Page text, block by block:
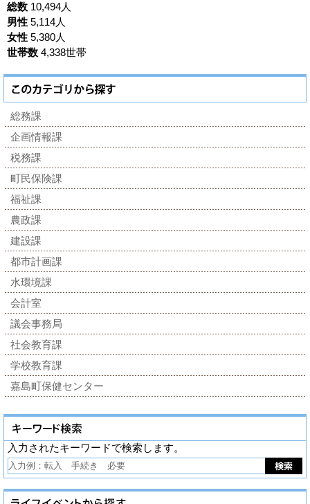
総数 10,494人
男性 5,114人
女性 5,380人
世帯数 4,338世帯
総務課
企画情報課
税務課
町民保険課
福祉課
農政課
建設課
都市計画課
水環境課
会計室
議会事務局
社会教育課
学校教育課
嘉島町保健センター
入力されたキーワードで検索します。